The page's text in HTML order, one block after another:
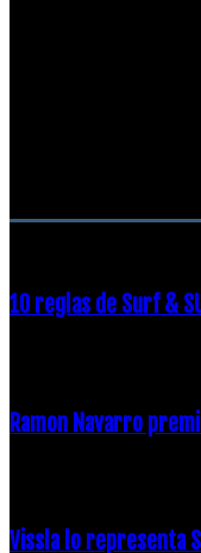
10 reglas de Surf &
Ramon Navarro
Vissla lo representa